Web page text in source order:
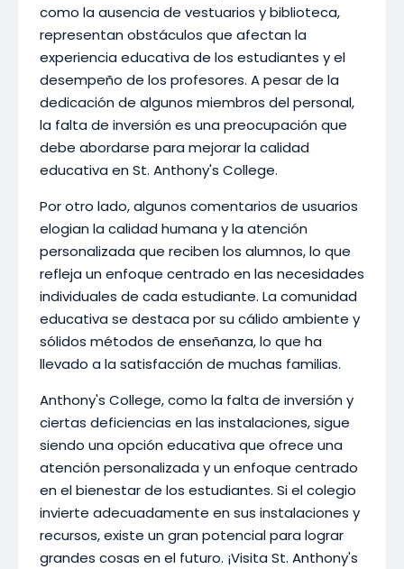
como la ausencia de vestuarios y biblioteca,
representan obstáculos que afectan la
experiencia educativa de los estudiantes y el
desempeño de los profesores. A pesar de la
dedicación de algunos miembros del personal,
la falta de inversión es una preocupación que
debe abordarse para mejorar la calidad
educativa en St. Anthony's College.
Por otro lado, algunos comentarios de usuarios
elogian la calidad humana y la atención
personalizada que reciben los alumnos, lo que
refleja un enfoque centrado en las necesidades
individuales de cada estudiante. La comunidad
educativa se destaca por su cálido ambiente y
sólidos métodos de enseñanza, lo que ha
llevado a la satisfacción de muchas familias.
Anthony's College, como la falta de inversión y
ciertas deficiencias en las instalaciones, sigue
siendo una opción educativa que ofrece una
atención personalizada y un enfoque centrado
en el bienestar de los estudiantes. Si el colegio
invierte adecuadamente en sus instalaciones y
recursos, existe un gran potencial para lograr
grandes cosas en el futuro. ¡Visita St. Anthony's